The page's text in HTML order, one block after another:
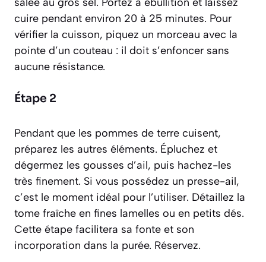
cuire pendant environ 20 à 25 minutes. Pour
vérifier la cuisson, piquez un morceau avec la
pointe d’un couteau : il doit s’enfoncer sans
aucune résistance.
Étape 2
Pendant que les pommes de terre cuisent,
préparez les autres éléments. Épluchez et
dégermez les gousses d’ail, puis hachez-les
très finement. Si vous possédez un presse-ail,
c’est le moment idéal pour l’utiliser. Détaillez la
tome fraîche en fines lamelles ou en petits dés.
Cette étape facilitera sa fonte et son
incorporation dans la purée. Réservez.